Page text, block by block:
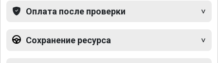
Оплата после проверки
Сохранение ресурса